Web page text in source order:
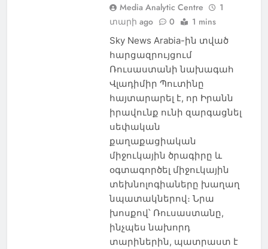
Media Analytic Centre
1
տարի ago
0 1 mins
Sky News Arabia-ին տված
հարցազրույցում
Ռուսաստանի նախագահ
Վլադիմիր Պուտինը
հայտարարել է, որ Իրանն
իրավունք ունի զարգացնել
սեփական
քաղաքացիական
միջուկային ծրագիրը և
օգտագործել միջուկային
տեխնոլոգիաները խաղաղ
նպատակներով։ Նրա
խոսքով՝ Ռուսաստանը,
ինչպես նախորդ
տարիներին, պատրաստ է